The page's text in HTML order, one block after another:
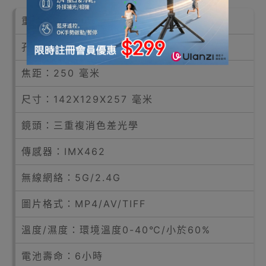
重量：3公斤
孔徑：50 毫米
焦距：250 毫米
尺寸：142X129X257 毫米
鏡頭：三重複消色差光學
傳感器：IMX462
無線網絡：5G/2.4G
圖片格式：MP4/AV/TIFF
溫度/濕度：環境溫度0-40℃/小於60%
電池壽命：6小時